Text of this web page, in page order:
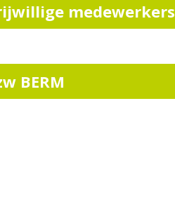
medewerkers
BERM